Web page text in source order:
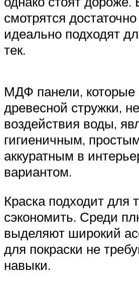
смотрятся
идеально подходят
тек.
МДФ панели, которые
древесной стружки,
воздействия воды,
гигиеничным,
аккуратным в
вариантом.
Краска подходит для
сэкономить. Среди
выделяют широкий
для покраски не
навыки.